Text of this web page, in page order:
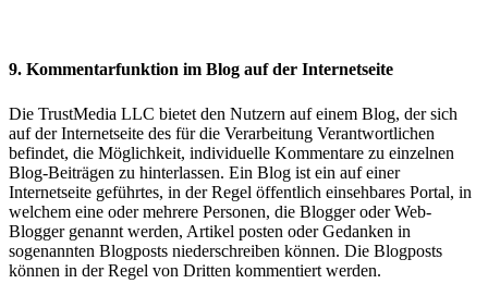
9. Kommentarfunktion im Blog auf der Internetseite
Die TrustMedia LLC bietet den Nutzern auf einem Blog, der sich
auf der Internetseite des für die Verarbeitung Verantwortlichen
befindet, die Möglichkeit, individuelle Kommentare zu einzelnen
Blog-Beiträgen zu hinterlassen. Ein Blog ist ein auf einer
Internetseite geführtes, in der Regel öffentlich einsehbares Portal, in
welchem eine oder mehrere Personen, die Blogger oder Web-
Blogger genannt werden, Artikel posten oder Gedanken in
sogenannten Blogposts niederschreiben können. Die Blogposts
können in der Regel von Dritten kommentiert werden.